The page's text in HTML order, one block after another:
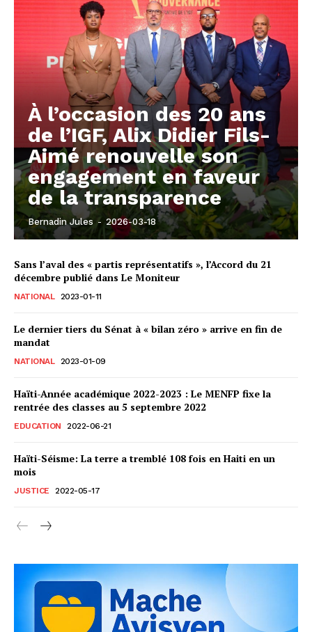
À l’occasion des 20 ans
de l’IGF, Alix Didier Fils-
Aimé renouvelle son
engagement en faveur
de la transparence
Bernadin Jules - 2026-03-18
Sans l’aval des « partis représentatifs », l’Accord du 21
décembre publié dans Le Moniteur
NATIONAL 2023-01-11
Le dernier tiers du Sénat à « bilan zéro » arrive en fin de
mandat
NATIONAL 2023-01-09
Haïti-Année académique 2022-2023 : Le MENFP fixe la
rentrée des classes au 5 septembre 2022
EDUCATION 2022-06-21
Haïti-Séisme: La terre a tremblé 108 fois en Haiti en un
mois
JUSTICE 2022-05-17